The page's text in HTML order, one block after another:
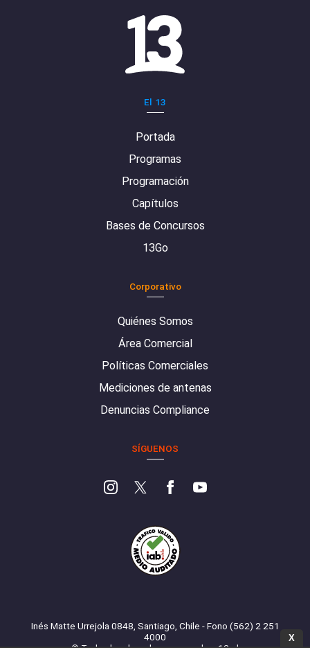
El 13
Portada
Programas
Programación
Capítulos
Bases de Concursos
13Go
Corporativo
Quiénes Somos
Área Comercial
Políticas Comerciales
Mediciones de antenas
Denuncias Compliance
SÍGUENOS
Inés Matte Urrejola 0848, Santiago, Chile - Fono (562) 2 251
4000
X